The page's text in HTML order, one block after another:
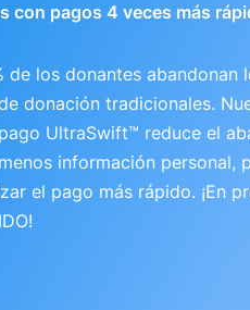
con pagos 4 veces más
de los donantes abandonan
donación tradicionales.
UltraSwift™ reduce el
información personal,
el pago más rápido. ¡En